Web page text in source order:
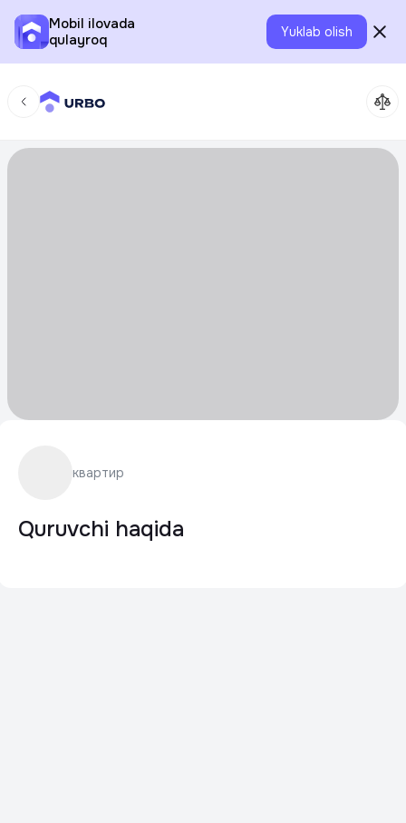
Mobil ilovada
qulayroq
Yuklab olish
квартир
Quruvchi haqida